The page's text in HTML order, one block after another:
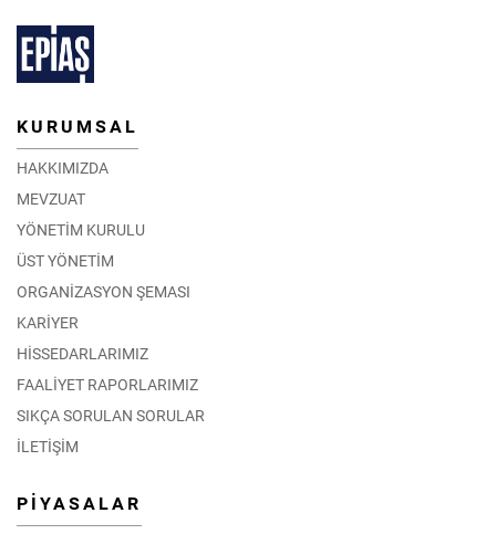
KURUMSAL
HAKKIMIZDA
MEVZUAT
YÖNETİM KURULU
ÜST YÖNETİM
ORGANİZASYON ŞEMASI
KARİYER
HİSSEDARLARIMIZ
FAALİYET RAPORLARIMIZ
SIKÇA SORULAN SORULAR
İLETİŞİM
PİYASALAR